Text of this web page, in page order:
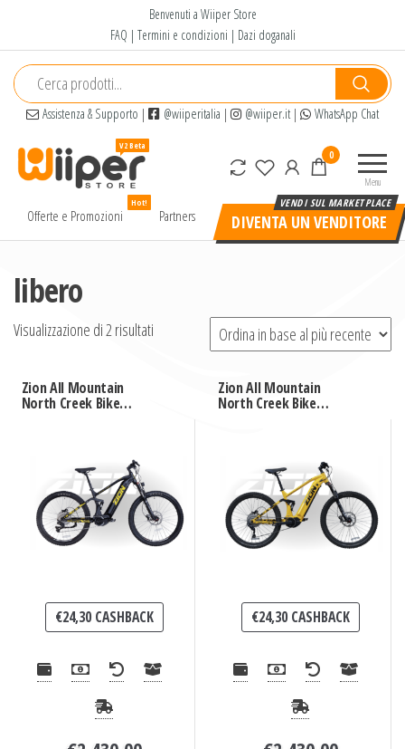
contenuto
Benvenuti a Wiiper Store
FAQ | Termini e condizioni | Dazi doganali
Assistenza & Supporto | @wiiperitalia | @wiiper.it| WhatsApp Chat
alta
Menu
0
Offerte e Promozioni
Hot!
Partners DIVENTA UN VENDITORE
libero
Visualizzazione di 2 risultati
Zion All Mountain
North Creek Bike
€24,30CASHBACK
Zion All Mountain
North Creek Bike
€24,30 CASHBACK